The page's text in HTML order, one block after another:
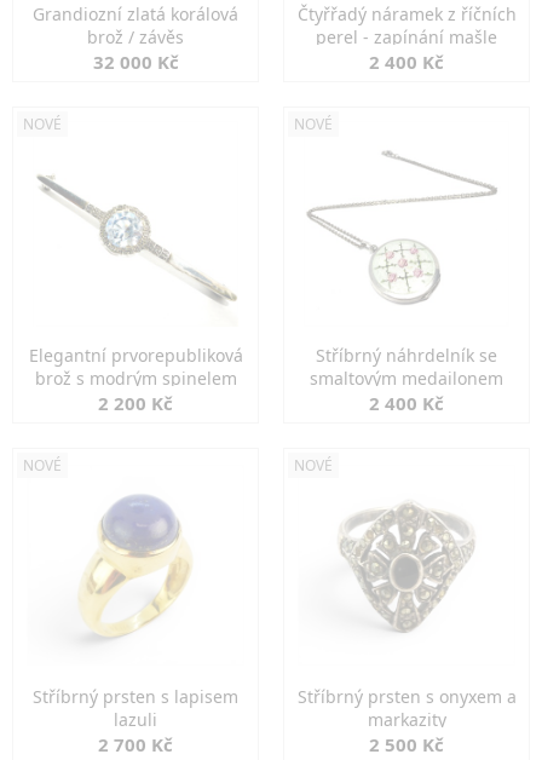
Grandiozní zlatá korálová
brož / závěs
32 000 Kč
Čtyřřadý náramek z říčních
perel - zapínání mašle
2 400 Kč
NOVÉ
Elegantní prvorepubliková
brož s modrým spinelem
2 200 Kč
NOVÉ
Stříbrný náhrdelník se
smaltovým medailonem
2 400 Kč
NOVÉ
Stříbrný prsten s lapisem
lazuli
2 700 Kč
NOVÉ
Stříbrný prsten s onyxem a
markazity
2 500 Kč